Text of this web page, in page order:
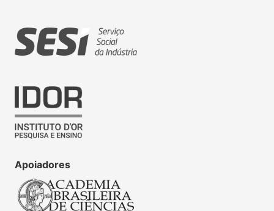
Apoiadores